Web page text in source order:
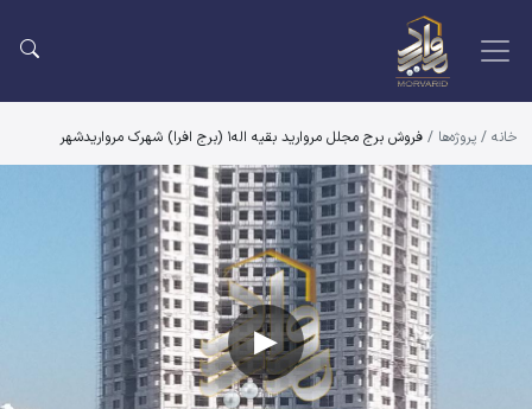
خانه / پروژه‌ها / فروش برج مجلل مروارید بقیه اله1 (برج افرا) شهرک مرواریدشهر
فروش برج مجلل مروارید بقیه اله1 (برج افرا) شهرک مرواریدشهر
▶